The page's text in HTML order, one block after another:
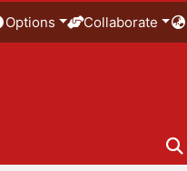
Options Collaborate